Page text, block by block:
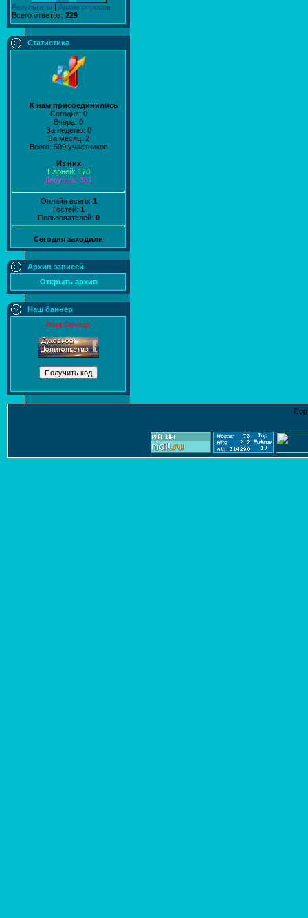
Результаты | Архив опросов
Всего ответов: 229
Статистика
К нам присоединились
Сегодня: 0
Вчера: 0
За неделю: 0
За месяц: 2
Всего: 509 участников
Из них
Парней: 178
Девушек: 331
Онлайн всего: 1
Гостей: 1
Пользователей: 0
Сегодня заходили
Архив записей
Открыть архив
Наш баннер
Наш баннер: